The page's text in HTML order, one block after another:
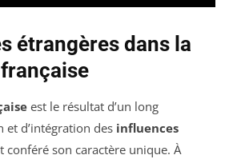
étrangères dans la
est le résultat d’un long
et d’intégration des influences
conféré son caractère unique. À